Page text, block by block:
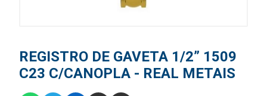
REGISTRO DE GAVETA 1/2” 1509
C23 C/CANOPLA - REAL METAIS